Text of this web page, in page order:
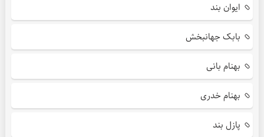
ایوان بند
بابک جهانبخش
بهنام بانی
بهنام خدری
پازل بند